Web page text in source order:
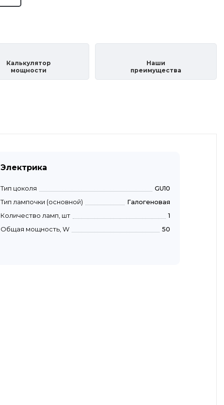
Калькулятор
мощности
Наши
преимущества
Электрика
Тип цоколя
GU10
Тип лампочки (основной)
Галогеновая
Количество ламп, шт
1
Общая мощность, W
50